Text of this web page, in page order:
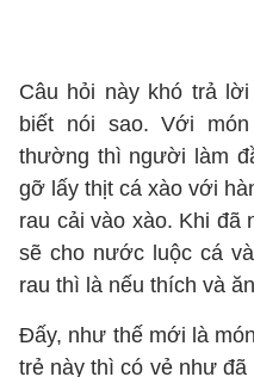
Câu hỏi này khó trả
biết nói sao. Với
thường thì người làm
gỡ lấy thịt cá xào với
rau cải vào xào. Khi đã
sẽ cho nước luộc cá
rau thì là nếu thích và
Đấy, như thế mới là
trẻ này thì có vẻ như